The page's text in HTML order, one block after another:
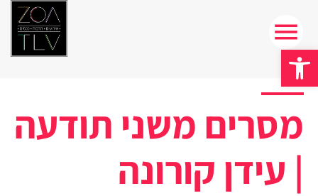
פתח סרגל נגישות
מסרים משני תודעה
| עידן קורונה